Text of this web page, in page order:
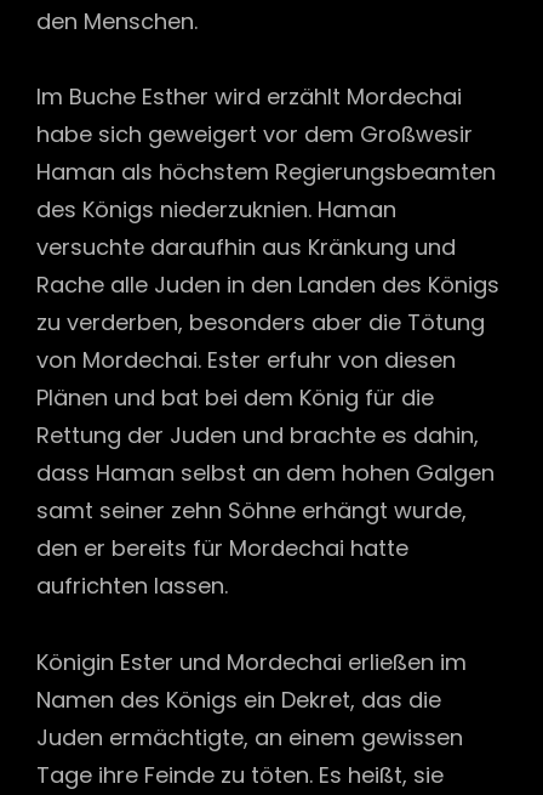
den Menschen.
Im Buche Esther wird erzählt Mordechai
habe sich geweigert vor dem Großwesir
Haman als höchstem Regierungsbeamten
des Königs niederzuknien. Haman
versuchte daraufhin aus Kränkung und
Rache alle Juden in den Landen des Königs
zu verderben, besonders aber die Tötung
von Mordechai. Ester erfuhr von diesen
Plänen und bat bei dem König für die
Rettung der Juden und brachte es dahin,
dass Haman selbst an dem hohen Galgen
samt seiner zehn Söhne erhängt wurde,
den er bereits für Mordechai hatte
aufrichten lassen.
Königin Ester und Mordechai erließen im
Namen des Königs ein Dekret, das die
Juden ermächtigte, an einem gewissen
Tage ihre Feinde zu töten. Es heißt, sie